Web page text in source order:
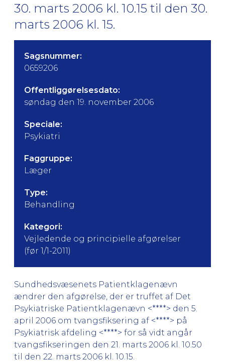
30. marts 2006 kl. 10.15 til den 30.
marts 2006 kl. 15.
Sagsnummer:
0659206
Offentliggørelsesdato:
søndag den 19. november 2006
Speciale:
Psykiatri
Faggruppe:
Læger
Type:
Behandling
Kategori:
Vejledende og principielle afgørelser
(før 1/1-2011)
Sundhedsvæsenets Patientklagenævn
ændrer den afgørelse, der er truffet af Det
Psykiatriske Patientklagenævn <****> den 5.
april 2006 om tvangsfiksering af <****> på
Psykiatrisk afdeling <****> for så vidt angår
tvangsfikseringen den 21. marts 2006 kl. 10.50
til den 22. marts 2006 kl. 10.15.